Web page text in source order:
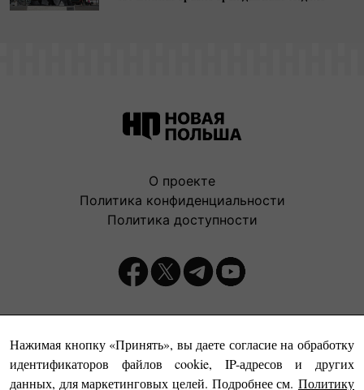
Нажимая кнопку «Принять», вы даете согласие на обработку
идентификаторов файлов cookie, IP-адресов и других
данных, для маркетинговых целей. Подробнее см. Политику
О проекте
Политика конфиденциальности
Политика доступности